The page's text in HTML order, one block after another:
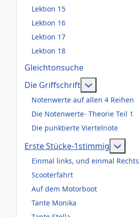
Lektion 15
Lektion 16
Lektion 17
Lektion 18
Gleichtonsuche
Die Griffschrift
Notenwerte auf allen 4 Reihen
Die Notenwerte- Theorie Teil 1
Die punktierte Viertelnote
Erste Stücke-1stimmig
Einmal links, und einmal Rechts
Scooterfahrt
Auf dem Motorboot
Tante Monika